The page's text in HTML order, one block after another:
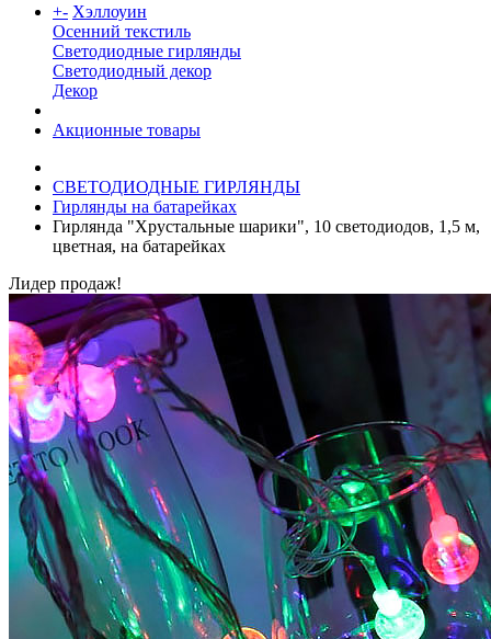
+- Хэллоуин
Осенний текстиль
Светодиодные гирлянды
Светодиодный декор
Декор
Акционные товары
СВЕТОДИОДНЫЕ ГИРЛЯНДЫ
Гирлянды на батарейках
Гирлянда "Хрустальные шарики", 10 светодиодов, 1,5 м,
цветная, на батарейках
Лидер продаж!